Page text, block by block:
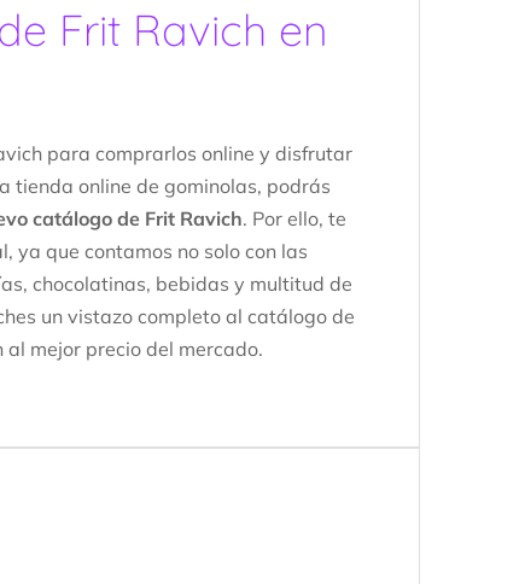
Frit Ravich en
para comprarlos online y disfrutar
tienda online de gominolas, podrás
catálogo de Frit Ravich. Por ello, te
ya que contamos no solo con las
chocolatinas, bebidas y multitud de
un vistazo completo al catálogo de
mejor precio del mercado.